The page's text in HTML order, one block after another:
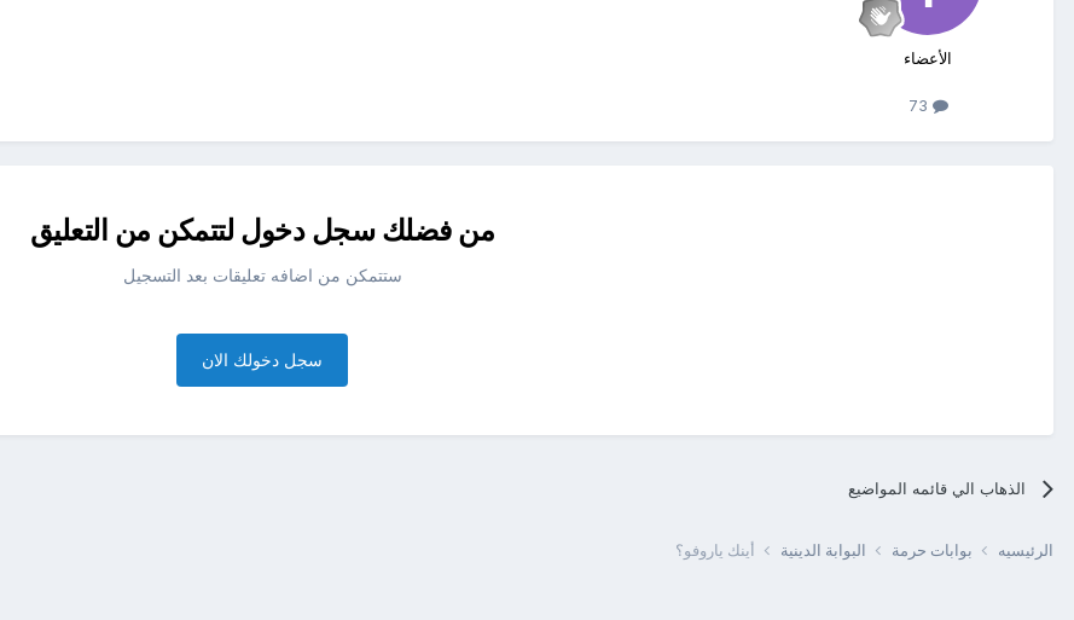
الأعضاء
من فضلك سجل دخول لتتمكن من التعليق
ستتمكن من اضافه تعليقات بعد التسجيل
سجل دخولك الان
الذهاب الي قائمه المواضيع
الرئيسيه بوابات حرمة البوابة الدينية أينك ياروفو؟